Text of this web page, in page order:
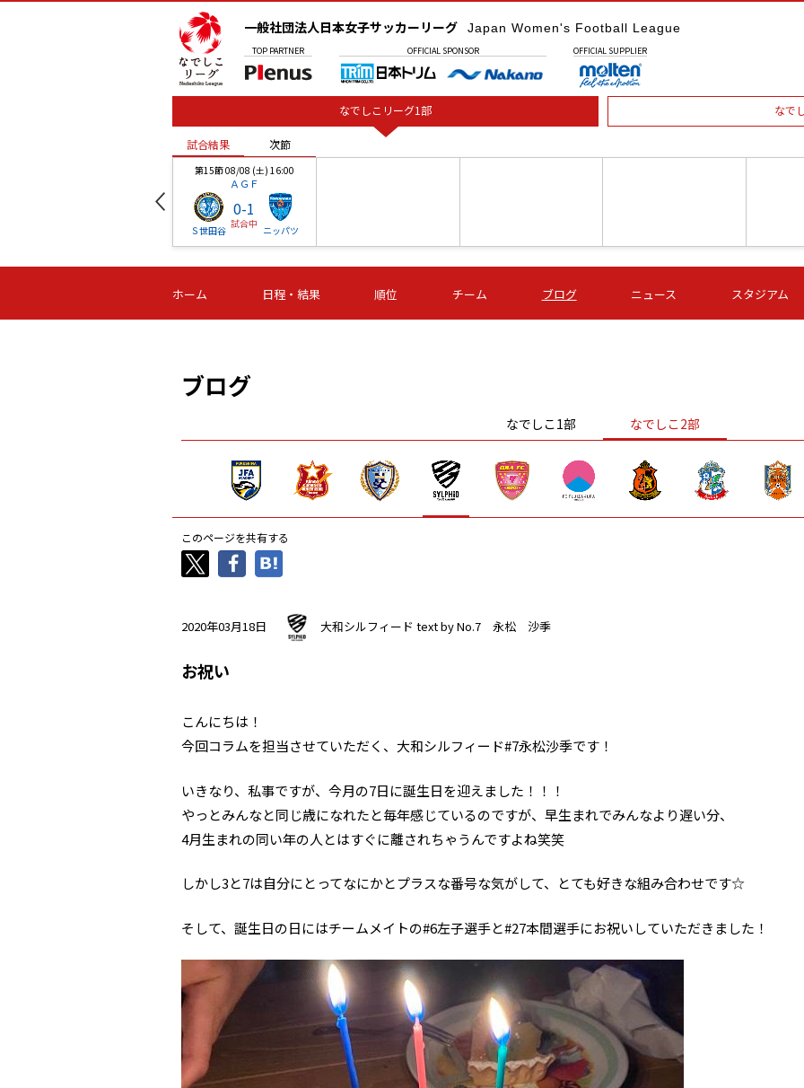
一般社団法人日本女子サッカーリーグ Japan Women's Football League
TOP PARTNER OFFICIAL SPONSOR OFFICIAL SUPPLIER
なでしこリーグ1部 なで
試合結果 次節
第15節 08/08 (土) 16:00
ＡＧＦ
Ｓ世田谷
0-1
試合中
ニッパツ
-
第16節 09/05 (土) 15:00
ニッパツ
-
第16節 09/05 (土) 15:00
石人の星
-
第16節 09/05 (土) 16:00
ＡＧＦ
-
いちご
-
第16
試合結果 次節
ホーム 日程・結果 順位 チーム ブログ ニュース スタジアム
ブログ
なでしこ1部 なでしこ2部
このページを共有する
2020年03月18日 大和シルフィード text by No.7 永松 沙季
お祝い
こんにちは！
今回コラムを担当させていただく、大和シルフィード#7永松沙季です！
いきなり、私事ですが、今月の7日に誕生日を迎えました！！！
やっとみんなと同じ歳になれたと毎年感じているのですが、早生まれでみんなより遅い分、
4月生まれの同い年の人とはすぐに離されちゃうんですよね笑笑
しかし3と7は自分にとってなにかとプラスな番号な気がして、とても好きな組み合わせです☆
そして、誕生日の日にはチームメイトの#6左子選手と#27本間選手にお祝いしていただきました！